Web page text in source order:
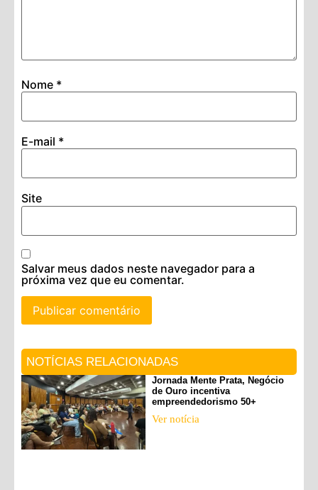
Nome *
E-mail *
Site
Salvar meus dados neste navegador para a
próxima vez que eu comentar.
NOTÍCIAS RELACIONADAS
Jornada Mente Prata, Negócio
de Ouro incentiva
empreendedorismo 50+
Ver notícia